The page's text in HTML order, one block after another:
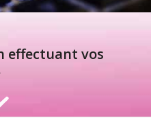
effectuant vos